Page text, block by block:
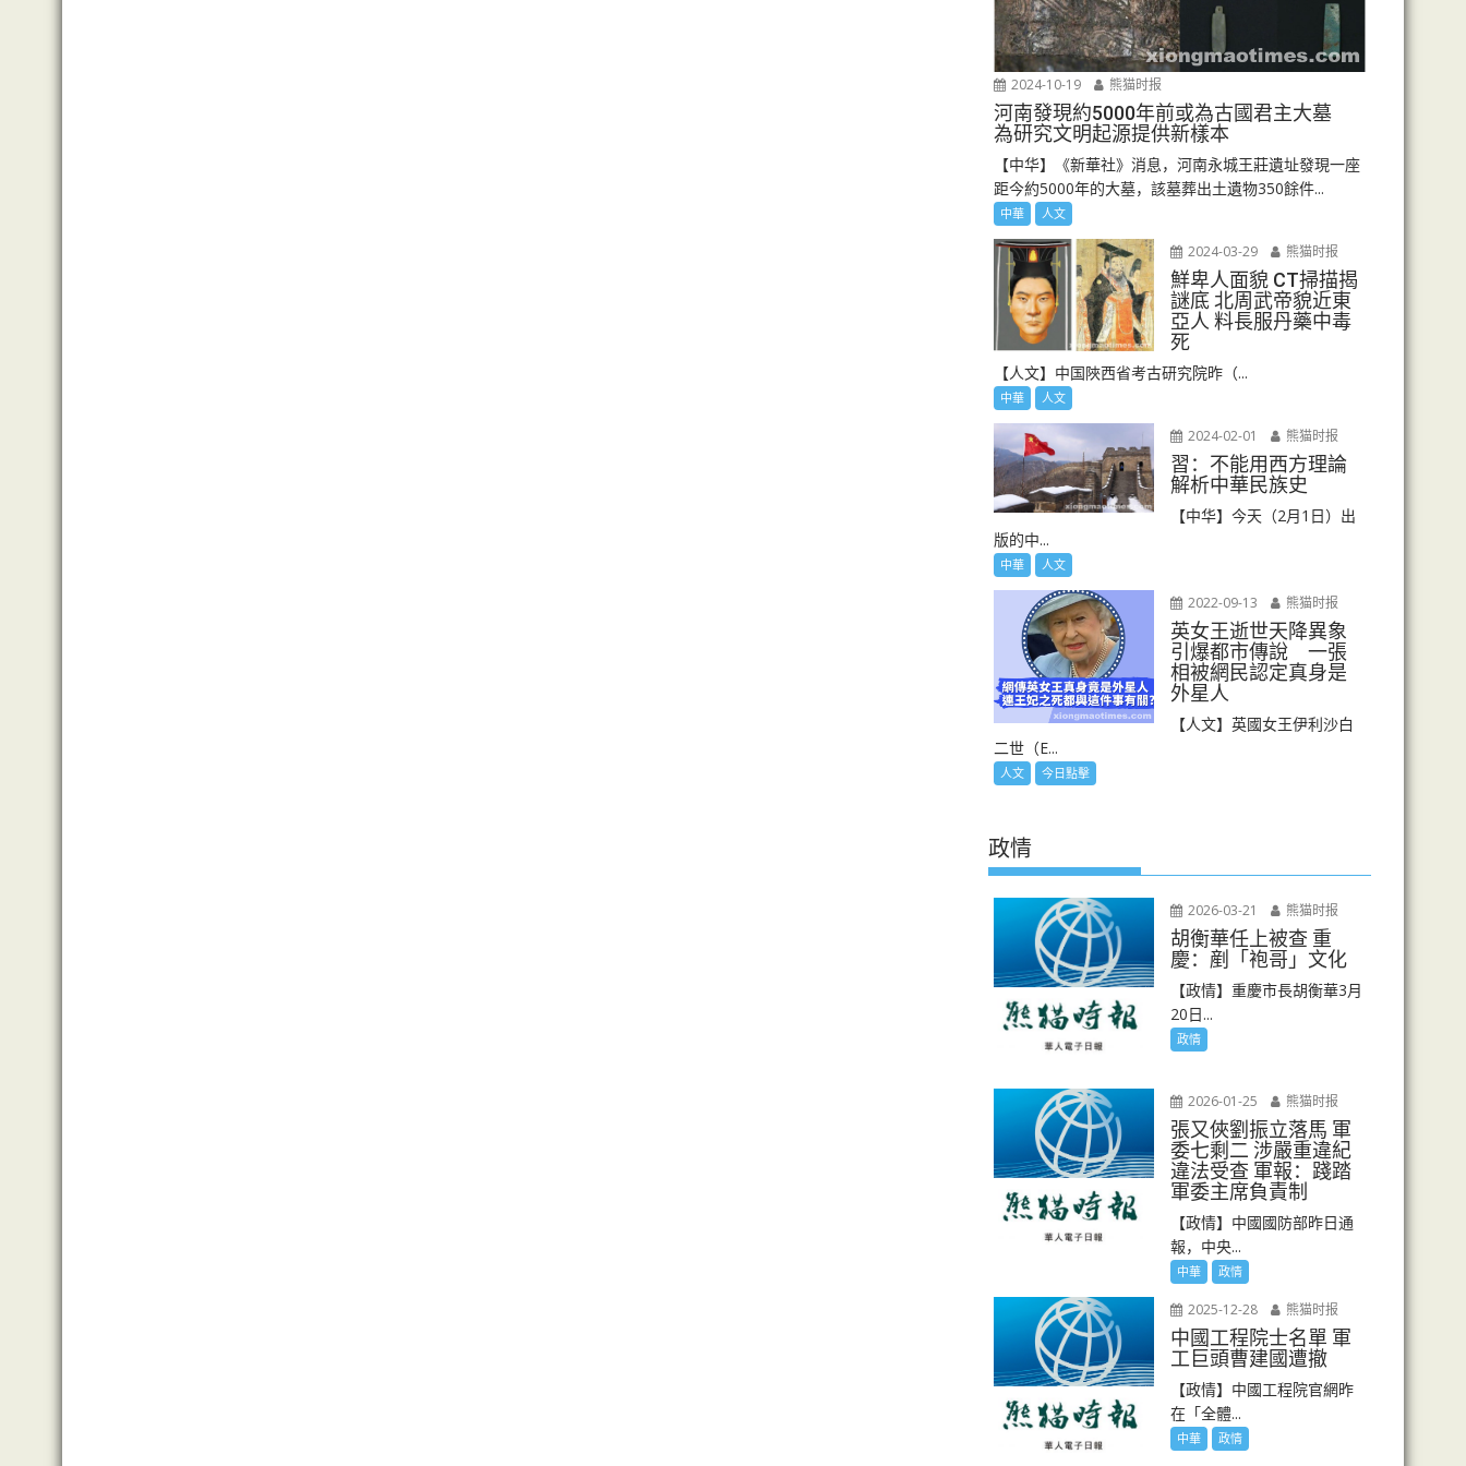
2024-10-19 熊猫时报
河南發現約5000年前或為古國君主大墓
為研究文明起源提供新樣本
【中华】《新華社》消息，河南永城王莊遺址發現一座
距今約5000年的大墓，該墓葬出土遺物350餘件...
中華 人文
2024-03-29 熊猫时报
鮮卑人面貌 CT掃描揭
謎底 北周武帝貌近東
亞人 料長服丹藥中毒
死
【人文】中国陜西省考古研究院昨（...
中華 人文
2024-02-01 熊猫时报
習：不能用西方理論
解析中華民族史
【中华】今天（2月1日）出
版的中...
中華 人文
2022-09-13 熊猫时报
英女王逝世天降異象
引爆都市傳說 一張
相被網民認定真身是
外星人
【人文】英國女王伊利沙白
二世（E...
人文 今日點擊
政情
2026-03-21 熊猫时报
胡衡華任上被查 重
慶：剷「袍哥」文化
【政情】重慶市長胡衡華3月
20日...
政情
2026-01-25 熊猫时报
張又俠劉振立落馬 軍
委七剩二 涉嚴重違紀
違法受查 軍報：踐踏
軍委主席負責制
【政情】中國國防部昨日通
報，中央...
中華 政情
2025-12-28 熊猫时报
中國工程院士名單 軍
工巨頭曹建國遭撤
【政情】中國工程院官網昨
在「全體...
中華 政情